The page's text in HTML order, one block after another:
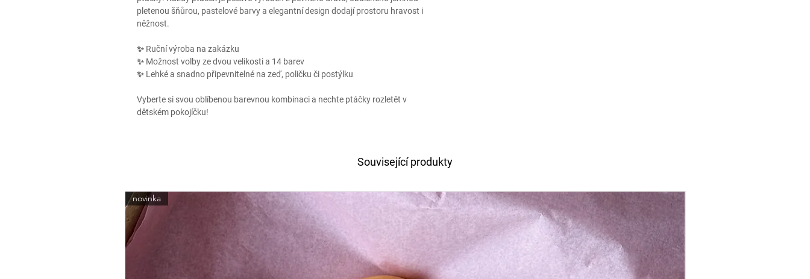
pletenou šňůrou, pastelové barvy a elegantní design dodají prostoru hravost i
něžnost.
✨ Ruční výroba na zakázku
✨ Možnost volby ze dvou velikosti a 14 barev
✨ Lehké a snadno připevnitelné na zeď, poličku či postýlku
Vyberte si svou oblíbenou barevnou kombinaci a nechte ptáčky rozletět v
dětském pokojíčku!
Související produkty
novinka